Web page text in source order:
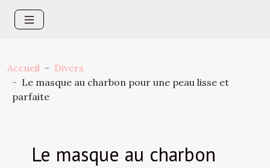
Accueil
Divers
Le masque au charbon pour une peau lisse et
parfaite
Le masque au charbon